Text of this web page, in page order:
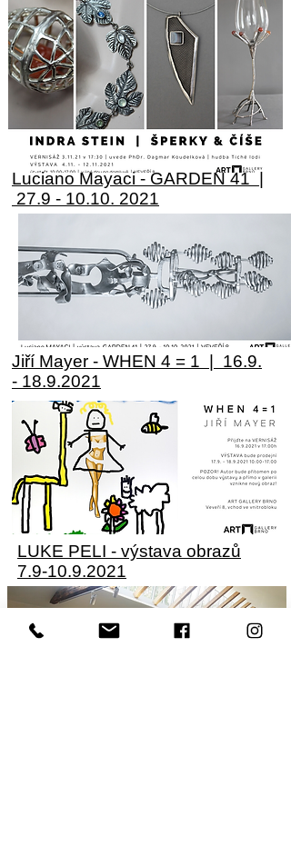
Luciano Mayaci - GARDEN 41 |
27.9 - 10.10. 2021
Jiří Mayer - WHEN 4 = 1 | 16.9.
- 18.9.2021
LUKE PELI - výstava obrazů
7.9-10.9.2021